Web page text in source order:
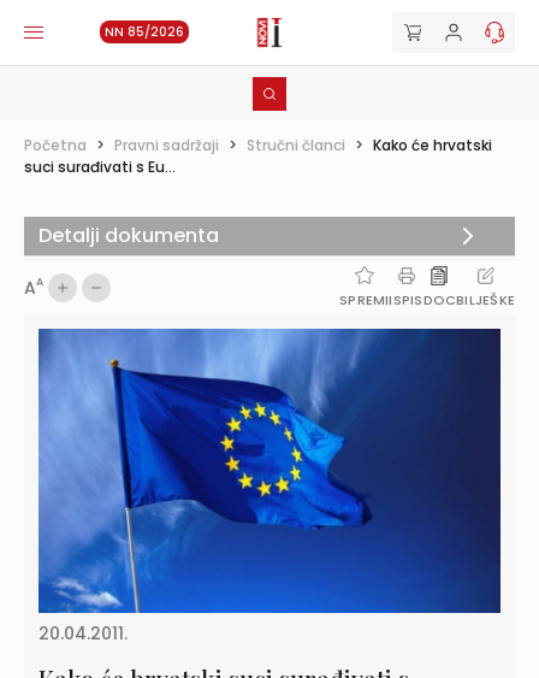
NN 85/2026
Početna > Pravni sadržaji > Stručni članci > Kako će hrvatski
suci surađivati s Eu...
AA
SPREMIISPISDOCBILJEŠKE
20.04.2011.
Detalji dokumenta